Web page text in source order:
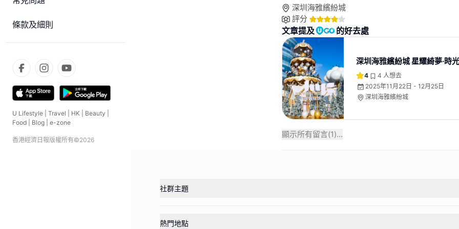
條款及細則
U Lifestyle Travel HK Beauty
Food
Blog e-zone
香港經濟日報版權所有©2026
深圳海雅繽紛城
評分
文章提及 的好去處
深圳海雅繽紛城 星耀綺夢·時
4 4 人想去
2025年11月22日 - 12月25日
深圳海雅繽紛城
顯示所有留言(1)...
社群主題
熱門地點